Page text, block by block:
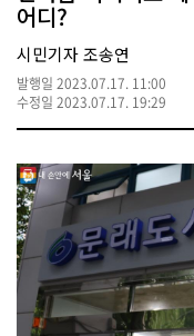
울
시
대
표
소
통
포
어디?
시민기자 조송연
발행일 2023.07.17. 11:00
수정일 2023.07.17. 19:29